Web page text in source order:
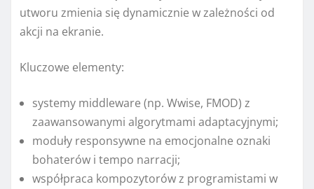
utworu zmienia się dynamicznie w zależności od
akcji na ekranie.
Kluczowe elementy:
systemy middleware (np. Wwise, FMOD) z
zaawansowanymi algorytmami adaptacyjnymi;
moduły responsywne na emocjonalne oznaki
bohaterów i tempo narracji;
współpraca kompozytorów z programistami w